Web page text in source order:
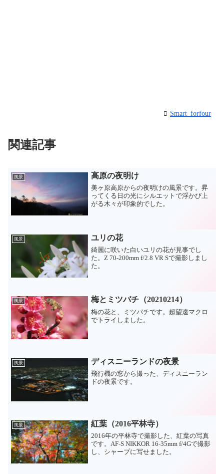
Smart_forfour
関連記事
風景 高原の夜明け
美ヶ原高原からの夜明けの風景です。昇
ってくる日の光にシルエットで浮かび上
がる木々が印象的でした。
風景 ユリの花
綺麗に咲いた白いユリの花が見事でし
た。Z 70-200mm f/2.8 VR Sで撮影しまし
た。
風景 梅とミツバチ（20210214）
梅の花と、ミツバチです。超望遠マクロ
でトライしました。
風景 ディスニーランドの夜景
飛行機の窓から撮った、ディスニーラン
ドの夜景です。
風景 紅葉（2016平林寺）
2016年の平林寺で撮影した、紅葉の写真
です。AF-S NIKKOR 16-35mm f/4Gで撮影
し、シャープに写せました。